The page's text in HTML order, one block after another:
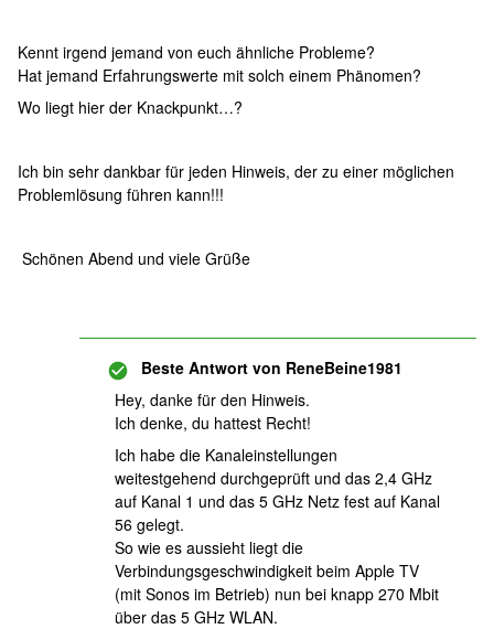
Kennt irgend jemand von euch ähnliche Probleme?
Hat jemand Erfahrungswerte mit solch einem Phänomen?
Wo liegt hier der Knackpunkt…?
Ich bin sehr dankbar für jeden Hinweis, der zu einer möglichen
Problemlösung führen kann!!!
Schönen Abend und viele Grüße
Beste Antwort von ReneBeine1981
Hey, danke für den Hinweis.
Ich denke, du hattest Recht!
Ich habe die Kanaleinstellungen
weitestgehend durchgeprüft und das 2,4 GHz
auf Kanal 1 und das 5 GHz Netz fest auf Kanal
56 gelegt.
So wie es aussieht liegt die
Verbindungsgeschwindigkeit beim Apple TV
(mit Sonos im Betrieb) nun bei knapp 270 Mbit
über das 5 GHz WLAN.